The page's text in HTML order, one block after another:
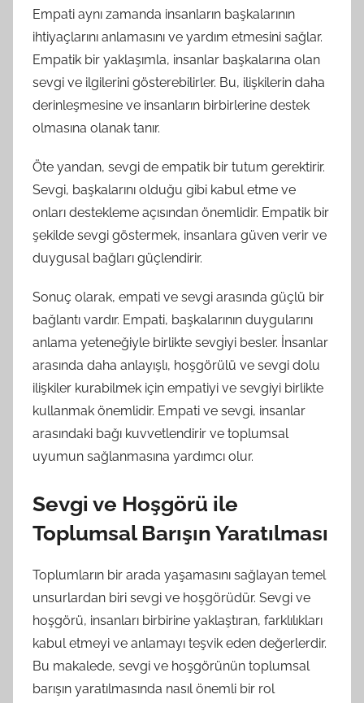
Empati aynı zamanda insanların başkalarının
ihtiyaçlarını anlamasını ve yardım etmesini sağlar.
Empatik bir yaklaşımla, insanlar başkalarına olan
sevgi ve ilgilerini gösterebilirler. Bu, ilişkilerin daha
derinleşmesine ve insanların birbirlerine destek
olmasına olanak tanır.
Öte yandan, sevgi de empatik bir tutum gerektirir.
Sevgi, başkalarını olduğu gibi kabul etme ve
onları destekleme açısından önemlidir. Empatik bir
şekilde sevgi göstermek, insanlara güven verir ve
duygusal bağları güçlendirir.
Sonuç olarak, empati ve sevgi arasında güçlü bir
bağlantı vardır. Empati, başkalarının duygularını
anlama yeteneğiyle birlikte sevgiyi besler. İnsanlar
arasında daha anlayışlı, hoşgörülü ve sevgi dolu
ilişkiler kurabilmek için empatiyi ve sevgiyi birlikte
kullanmak önemlidir. Empati ve sevgi, insanlar
arasındaki bağı kuvvetlendirir ve toplumsal
uyumun sağlanmasına yardımcı olur.
Sevgi ve Hoşgörü ile
Toplumsal Barışın Yaratılması
Toplumların bir arada yaşamasını sağlayan temel
unsurlardan biri sevgi ve hoşgörüdür. Sevgi ve
hoşgörü, insanları birbirine yaklaştıran, farklılıkları
kabul etmeyi ve anlamayı teşvik eden değerlerdir.
Bu makalede, sevgi ve hoşgörünün toplumsal
barışın yaratılmasında nasıl önemli bir rol